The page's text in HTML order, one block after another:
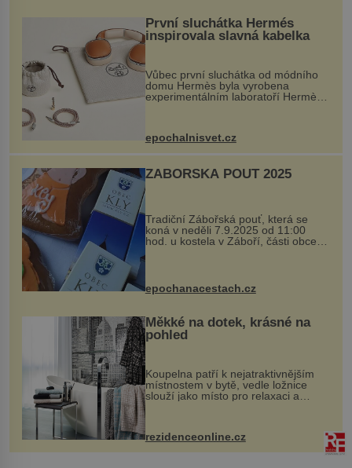
První sluchátka Hermés
inspirovala slavná kabelka
Vůbec první sluchátka od módního
domu Hermès byla vyrobena
experimentálním laboratoří Hermès
kovový...
epochalnisvet.cz
ZÁBOŘSKÁ POUŤ 2025
Tradiční Zábořská pouť, která se
koná v neděli 7.9.2025 od 11:00
hod. u kostela v Záboří, části obce
Kly u Mělníka. V programu naleznete
komentovanou prohlídku kostela,
epochanacestach.cz
Měkké na dotek, krásné na
pohled
Koupelna patří k nejatraktivnějším
místnostem v bytě, vedle ložnice
slouží jako místo pro relaxaci a
odpočinek. Koupelnový textil –
ručníky, osušky a koberečky –
mohou jako mávnutím kouzelného
proutku...
rezidenceonline.cz